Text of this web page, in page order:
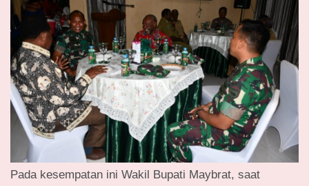
Pada kesempatan ini Wakil Bupati Maybrat, saat